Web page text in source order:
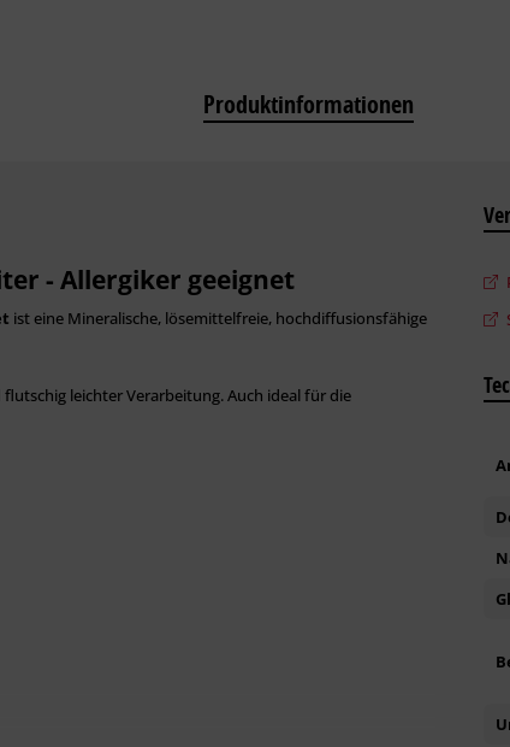
Produktinformationen
- Allergiker geeignet
ist eine Mineralische, lösemittelfreie, hochdiffusionsfähige
leichter Verarbeitung. Auch ideal für die